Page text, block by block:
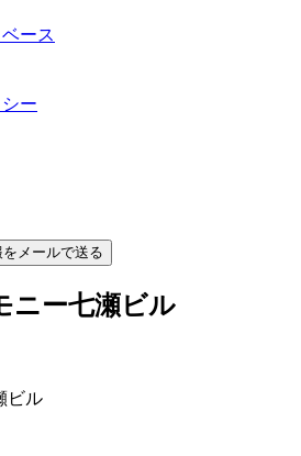
ース
ー
メールで送る
ニー七瀬ビル
ビル